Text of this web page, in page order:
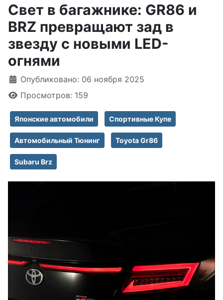
Свет в багажнике: GR86 и
BRZ превращают зад в
звезду с новыми LED-
огнями
Информация о материале
Опубликовано: 06 ноября 2025
Просмотров: 159
Японские автомобили Спортивные Купе
Автомобильный Тюнинг Toyota Gr86
Subaru Brz